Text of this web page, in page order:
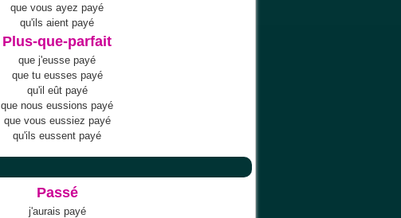
que vous ayez payé
qu'ils aient payé
Plus-que-parfait
que j'eusse payé
que tu eusses payé
qu'il eût payé
que nous eussions payé
que vous eussiez payé
qu'ils eussent payé
Passé
j'aurais payé